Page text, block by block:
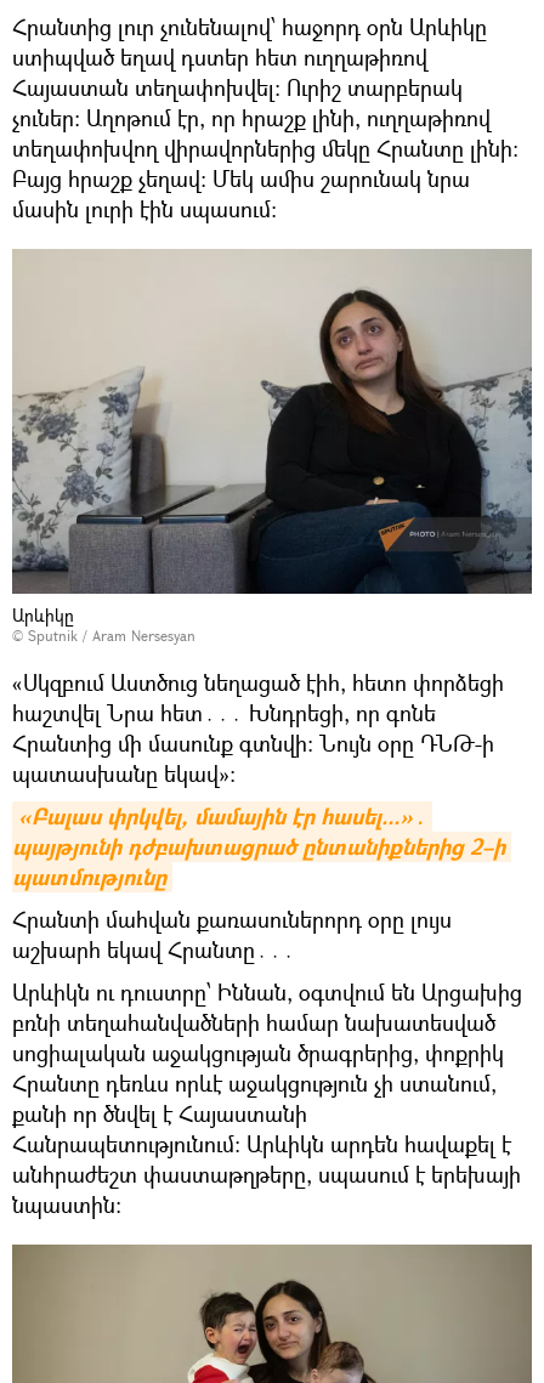
Հրանտից լուր չունենալով՝ հաջորդ օրն Արևիկը
ստիպված եղավ դստեր հետ ուղղաթիռով
Հայաստան տեղափոխվել։ Ուրիշ տարբերակ
չուներ։ Աղոթում էր, որ հրաշք լինի, ուղղաթիռով
տեղափոխվող վիրավորներից մեկը Հրանտը լինի։
Բայց հրաշք չեղավ։ Մեկ ամիս շարունակ նրա
մասին լուրի էին սպասում։
Արևիկը
© Sputnik / Aram Nersesyan
«Սկզբում Աստծուց նեղացած էիհ, հետո փորձեցի
հաշտվել Նրա հետ․․․ Խնդրեցի, որ գոնե
Հրանտից մի մասունք գտնվի։ Նույն օրը ԴՆԹ-ի
պատասխանը եկավ»։
«Բալաս փրկվել, մամային էր հասել...»․
պայթյունի դժբախտացրած ընտանիքներից 2–ի
պատմությունը
Հրանտի մահվան քառասուներորդ օրը լույս
աշխարհ եկավ Հրանտը․․․
Արևիկն ու դուստրը՝ Իննան, օգտվում են Արցախից
բռնի տեղահանվածների համար նախատեսված
սոցիալական աջակցության ծրագրերից, փոքրիկ
Հրանտը դեռևս որևէ աջակցություն չի ստանում,
քանի որ ծնվել է Հայաստանի
Հանրապետությունում։ Արևիկն արդեն հավաքել է
անհրաժեշտ փաստաթղթերը, սպասում է երեխայի
նպաստին։